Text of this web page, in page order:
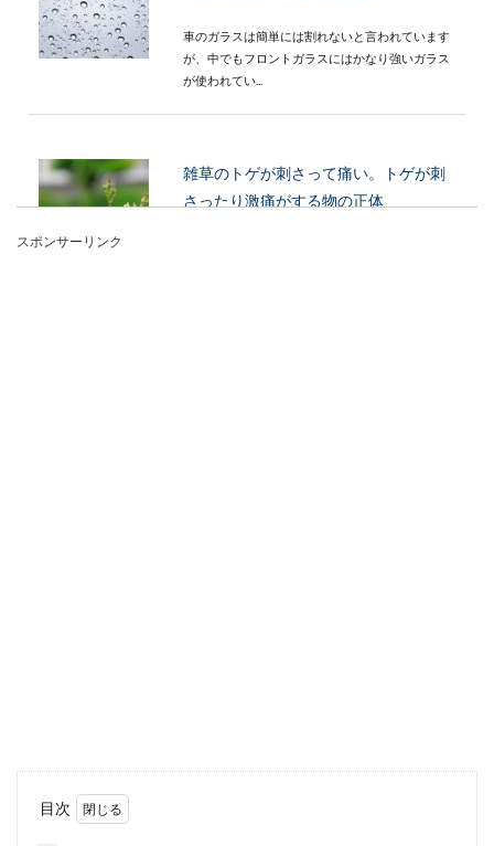
車のガラスは簡単には割れないと言われています
が、中でもフロントガラスにはかなり強いガラス
が使われてい...
雑草のトゲが刺さって痛い。トゲが刺
さったり激痛がする物の正体
スポンサーリンク
目次